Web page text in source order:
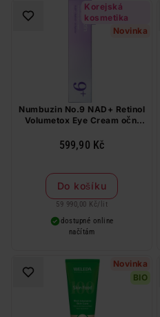
Korejská
kosmetika
Novinka
Numbuzin No.9 NAD+ Retinol
Volumetox Eye Cream oční
599,90 Kč
Do košíku
59 990,00 Kč/ lit
dostupné online
načítám
Novinka
BIO